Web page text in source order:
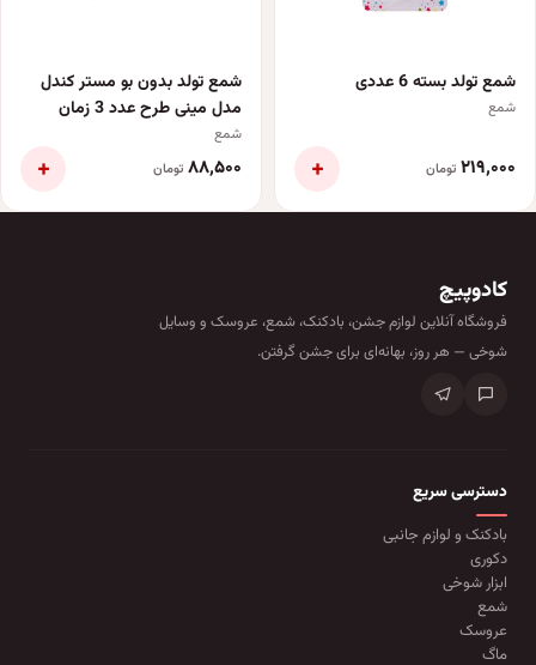
شمع تولد بسته 6 عددی
شمع
۲۱۹٬۰۰۰ تومان +
شمع تولد بدون بو مستر کندل
مدل مینی طرح عدد 3 زمان
اتمام 1 دقیقه
شمع
۸۸٬۵۰۰ تومان +
کادوپیچ
فروشگاه آنلاین لوازم جشن، بادکنک، شمع، عروسک و وسایل
شوخی — هر روز، بهانه‌ای برای جشن گرفتن.
دسترسی سریع
بادکنک و لوازم جانبی
دکوری
ابزار شوخی
شمع
عروسک
ماگ